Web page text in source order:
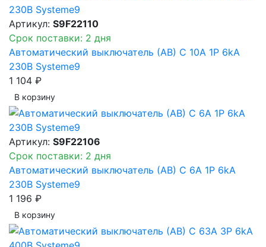
Артикул: S9F22110
Срок поставки: 2 дня
Автоматический выключатель (АВ) C 10A 1P 6kA
230В Systeme9
1 104 ₽
В корзинy
Артикул: S9F22106
Срок поставки: 2 дня
Автоматический выключатель (АВ) C 6A 1P 6kA
230В Systeme9
1 196 ₽
В корзинy